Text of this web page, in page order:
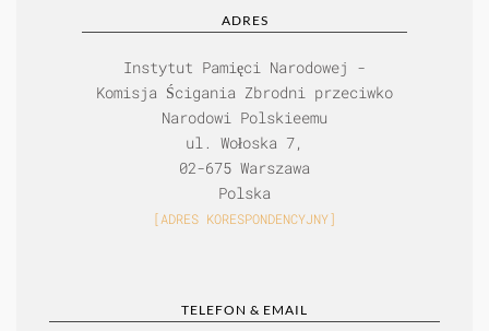
ADRES
Instytut Pamięci Narodowej -
Komisja Ścigania Zbrodni przeciwko
Narodowi Polskieemu
ul. Wołoska 7,
02-675 Warszawa
Polska
[ADRES KORESPONDENCYJNY]
TELEFON & EMAIL